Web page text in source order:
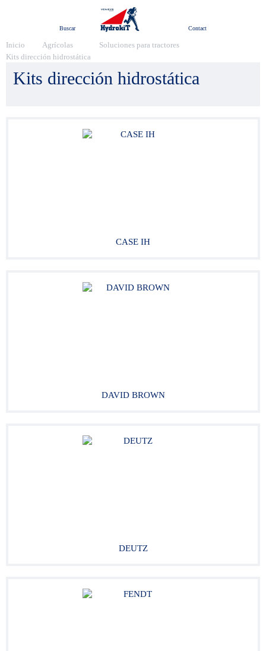
Buscar Contact
Inicio Agrícolas
Soluciones para tractores
Kits dirección hidrostática
Kits dirección hidrostática
CASE IH
DAVID BROWN
DEUTZ